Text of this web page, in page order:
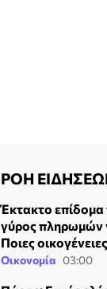
ΡΟΗ
Έκτακτο επίδομα
γύρος πληρωμών
Ποιες
Οικονομία 03:00